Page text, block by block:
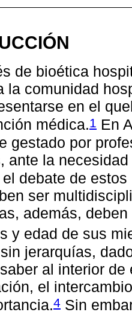
de bioética
la comunidad
en el
médica.1 En
gestado por
ante la
debate de estos
ser
además,
y edad de sus
jerarquías,
al interior
el
4 Sin